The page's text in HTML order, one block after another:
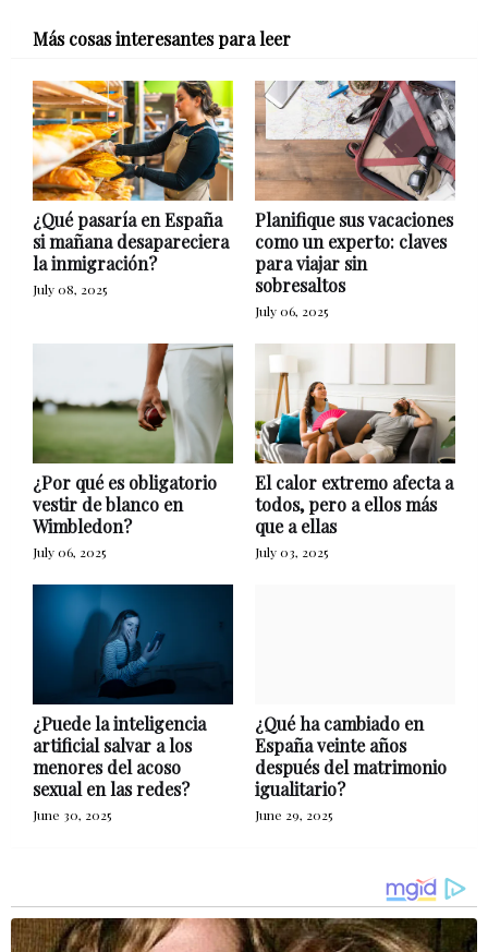
Más cosas interesantes para leer
¿Qué pasaría en España
si mañana desapareciera
la inmigración?
July 08, 2025
Planifique sus vacaciones
como un experto: claves
para viajar sin
sobresaltos
July 06, 2025
¿Por qué es obligatorio
vestir de blanco en
Wimbledon?
July 06, 2025
El calor extremo afecta a
todos, pero a ellos más
que a ellas
July 03, 2025
¿Puede la inteligencia
artificial salvar a los
menores del acoso
sexual en las redes?
June 30, 2025
¿Qué ha cambiado en
España veinte años
después del matrimonio
igualitario?
June 29, 2025